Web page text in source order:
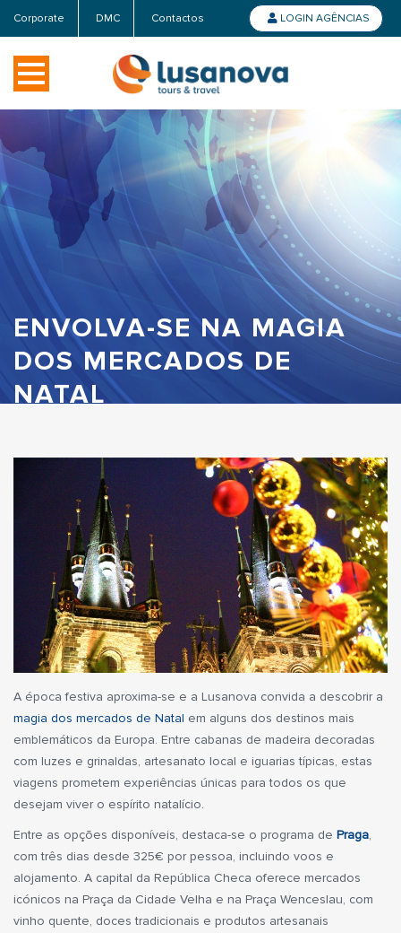
Corporate DMC Contactos LOGIN AGÊNCIAS
ENVOLVA-SE NA MAGIA
DOS MERCADOS DE
NATAL
A época festiva aproxima-se e a Lusanova convida a descobrir a
magia dos mercados de Natal em alguns dos destinos mais
emblemáticos da Europa. Entre cabanas de madeira decoradas
com luzes e grinaldas, artesanato local e iguarias típicas, estas
viagens prometem experiências únicas para todos os que
desejam viver o espírito natalício.
Entre as opções disponíveis, destaca-se o programa de Praga,
com três dias desde 325€ por pessoa, incluindo voos e
alojamento. A capital da República Checa oferece mercados
icónicos na Praça da Cidade Velha e na Praça Wenceslau, com
vinho quente, doces tradicionais e produtos artesanais